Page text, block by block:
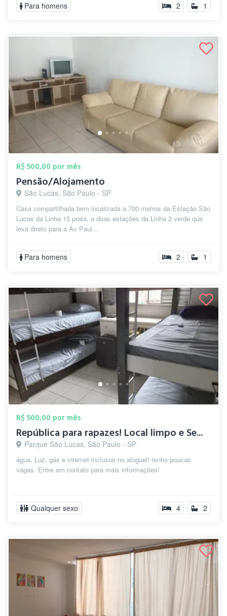
Para homens 2 1
R$ 500,00 por mês
Pensão/Alojamento
São Lucas, São Paulo - SP
Casa compartilhada bem localizada a 700 metros da Estação São
Lucas da Linha 15 prata, a duas estações da Linha 2 verde que
leva direto para a Av Paul...
Para homens 2 1
R$ 500,00 por mês
República para rapazes! Local limpo e Se...
Parque São Lucas, São Paulo - SP
água, Luz, gás e internet inclusos no aluguel! tenho poucas
vagas. Entre em contato para mais informações!
Qualquer sexo 4 2